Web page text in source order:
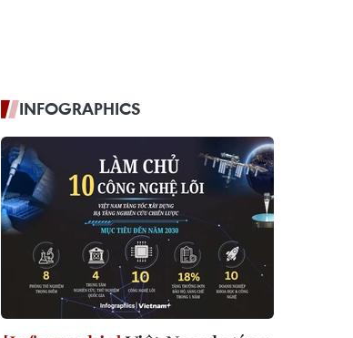
INFOGRAPHICS